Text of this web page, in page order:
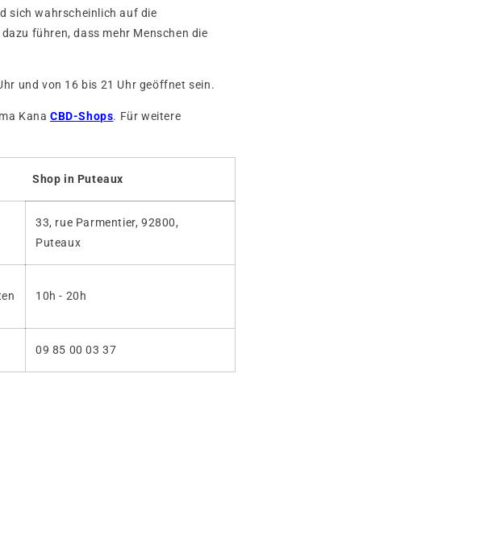
sich wahrscheinlich auf die
führen, dass mehr Menschen die
und von 16 bis 21 Uhr geöffnet sein.
Kana CBD-Shops. Für weitere
Shop in Puteaux
33, rue Parmentier, 92800,
Puteaux
10h - 20h
09 85 00 03 37